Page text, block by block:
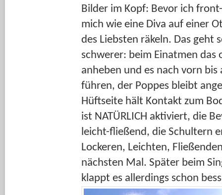
Bilder im Kopf: Bevor ich
mich wie eine Diva auf einer
des Liebsten räkeln. Das geht
schwerer: beim Einatmen das
anheben und es nach vorn
führen, der Poppes bleibt
Hüftseite hält Kontakt zum
ist NATÜRLICH aktiviert, die
leicht-fließend, die Schultern
Lockeren, Leichten,
nächsten Mal. Später beim
klappt es allerdings schon